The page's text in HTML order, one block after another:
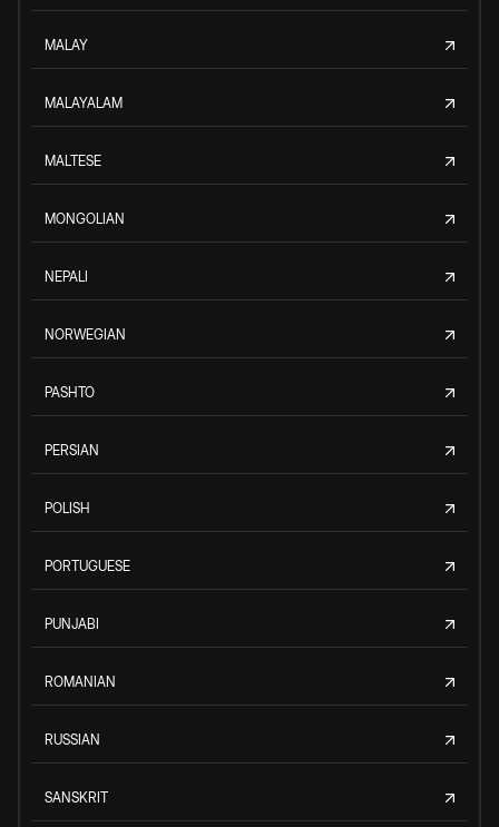
MALAY
MALAYALAM
MALTESE
MONGOLIAN
NEPALI
NORWEGIAN
PASHTO
PERSIAN
POLISH
PORTUGUESE
PUNJABI
ROMANIAN
RUSSIAN
SANSKRIT